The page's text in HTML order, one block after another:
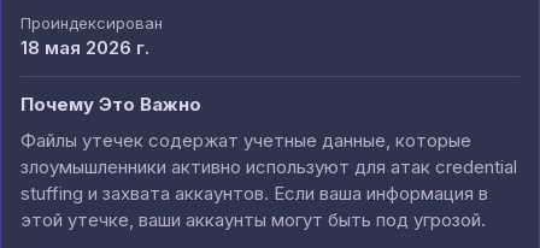
Проиндексирован
18 мая 2026 г.
Почему Это Важно
Файлы утечек содержат учетные данные, которые
злоумышленники активно используют для атак credential
stuffing и захвата аккаунтов. Если ваша информация в
этой утечке, ваши аккаунты могут быть под угрозой.